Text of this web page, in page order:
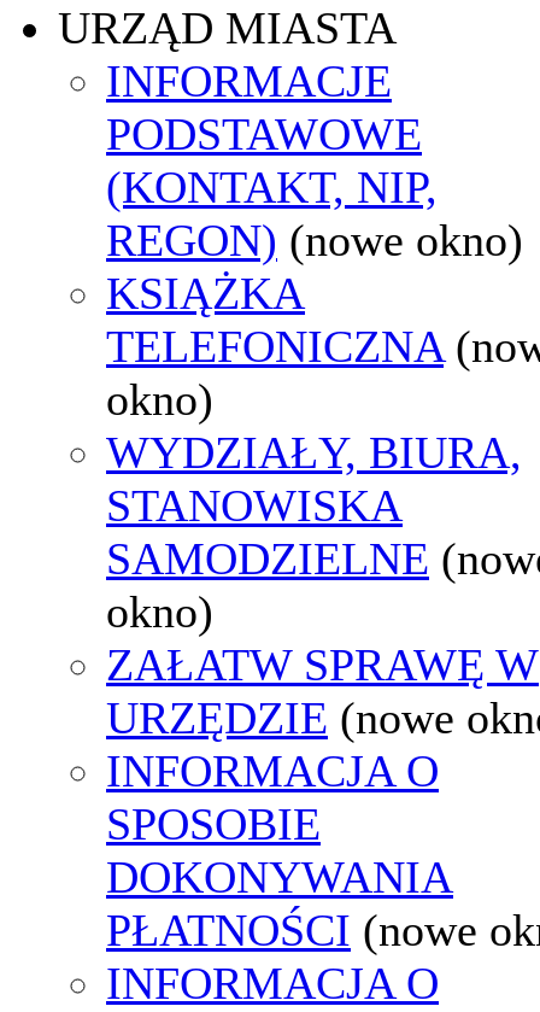
URZĄD MIASTA
INFORMACJE
PODSTAWOWE
(KONTAKT, NIP,
REGON) (nowe okno)
KSIĄŻKA
TELEFONICZNA
okno)
WYDZIAŁY, BIURA,
STANOWISKA
SAMODZIELNE
okno)
ZAŁATW SPRAWĘ W
URZĘDZIE (nowe
INFORMACJA O
SPOSOBIE
DOKONYWANIA
PŁATNOŚCI (nowe
INFORMACJA O